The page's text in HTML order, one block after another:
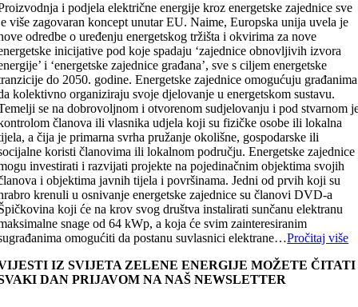
i podjela električne energije kroz energetske zajednice sve
više zagovaran koncept unutar EU. Naime, Europska unija uvela je
odredbe o uređenju energetskog tržišta i okvirima za nove
inicijative pod koje spadaju ‘zajednice obnovljivih izvora
i ‘energetske zajednice građana’, sve s ciljem energetske
do 2050. godine. Energetske zajednice omogućuju građanima
kolektivno organiziraju svoje djelovanje u energetskom sustavu.
se na dobrovoljnom i otvorenom sudjelovanju i pod stvarnom
članova ili vlasnika udjela koji su fizičke osobe ili lokalna
a čija je primarna svrha pružanje okolišne, gospodarske ili
koristi članovima ili lokalnom području. Energetske zajednice
investirati i razvijati projekte na pojedinačnim objektima svojih
i objektima javnih tijela i površinama. Jedni od prvih koji su
krenuli u osnivanje energetske zajednice su članovi DVD-a
koji će na krov svog društva instalirati sunčanu elektranu
snage od 64 kWp, a koja će svim zainteresiranim
omogućiti da postanu suvlasnici elektrane…Pročitaj više
IZ SVIJETA ZELENE ENERGIJE MOŽETE ČITATI
DAN PRIJAVOM NA NAŠ NEWSLETTER